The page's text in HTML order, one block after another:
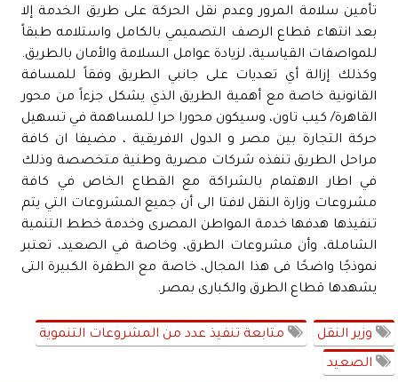
تأمين سلامة المرور وعدم نقل الحركة على طريق الخدمة إلا
بعد انتهاء قطاع الرصف التصميمي بالكامل واستلامه طبقاً
للمواصفات القياسية، لزيادة عوامل السلامة والأمان بالطريق.
وكذلك إزالة أي تعديات على جانبي الطريق وفقاً للمسافة
القانونية خاصة مع أهمية الطريق الذي يشكل جزءاً من محور
القاهرة/ كيب تاون، وسيكون محورا حرا للمساهمة في تسهيل
حركة التجارة بين مصر و الدول الافريقية ، مضيفا ان كافة
مراحل الطريق تنفذه شركات مصرية وطنية متخصصة وذلك
في اطار الاهتمام بالشراكة مع القطاع الخاص في كافة
مشروعات وزارة النقل لافتا الى أن جميع المشروعات التي يتم
تنفيذها هدفها خدمة المواطن المصرى وخدمة خطط التنمية
الشاملة، وأن مشروعات الطرق، وخاصة في الصعيد، تعتبر
نموذجًا واضحًا فى هذا المجال، خاصة مع الطفرة الكبيرة التى
يشهدها قطاع الطرق والكبارى بمصر.
وزير النقل متابعة تنفيذ عدد من المشروعات التنموية
الصعيد